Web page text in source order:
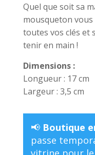
Quel que soit sa
mousqueton vous
toutes vos clés et
tenir en main !
Dimensions :
Longueur : 17 cm
Largeur : 3,5 cm
📢 Boutique
passe